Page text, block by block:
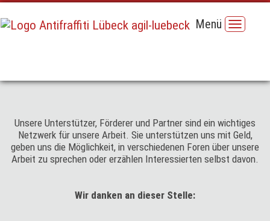
Menü
Unsere Unterstützer, Förderer und Partner sind ein wichtiges
Netzwerk für unsere Arbeit. Sie unterstützen uns mit Geld,
geben uns die Möglichkeit, in verschiedenen Foren über unsere
Arbeit zu sprechen oder erzählen Interessierten selbst davon.
Wir danken an dieser Stelle: